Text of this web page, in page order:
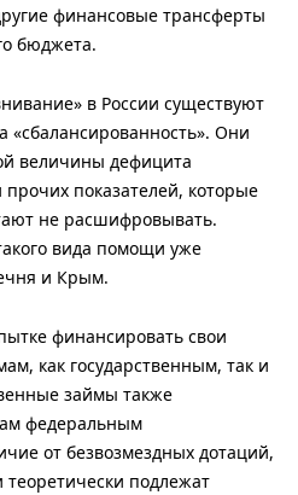
финансовые трансферты
бюджета.
в России существуют
Они
величины дефицита
показателей, которые
не расшифровывать.
вида помощи уже
и Крым.
финансировать свои
как государственным, так и
займы также
федеральным
от безвозмездных дотаций,
подлежат